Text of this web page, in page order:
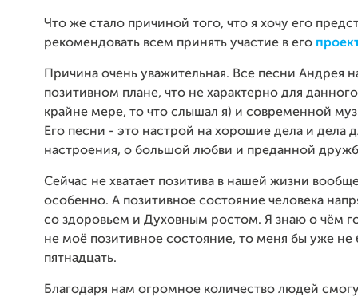
Что же стало причиной того, что я хочу его
рекомендовать всем принять участие в его
Причина очень уважительная. Все песни Андрея
позитивном плане, что не характерно для
крайне мере, то что слышал я) и современной
Его песни - это настрой на хорошие дела и дела
настроения, о большой любви и преданной
Сейчас не хватает позитива в нашей жизни
особенно. А позитивное состояние человека
со здоровьем и Духовным ростом. Я знаю о чём
не моё позитивное состояние, то меня бы уже не
пятнадцать.
Благодаря нам огромное количество людей